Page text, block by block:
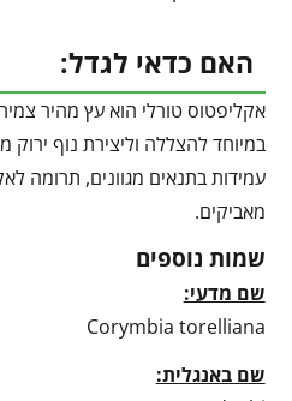
האם כדאי לגדל:
אקליפטוס טורלי הוא עץ מהיר
במיוחד להצללה וליצירת נוף ירוק
עמידות בתנאים מגוונים, תרומה
מאביקים.
שמות נוספים
שם מדעי:
Corymbia torelliana
שם באנגלית: